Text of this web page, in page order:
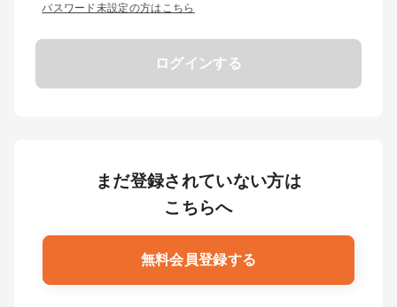
パスワード未設定の方はこちら
ログインする
まだ登録されていない方は
こちらへ
無料会員登録する